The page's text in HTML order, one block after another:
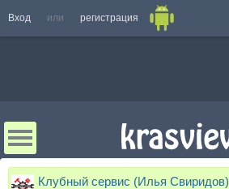
Вход или регистрация
Клубный сервис (Илья Свиридов)